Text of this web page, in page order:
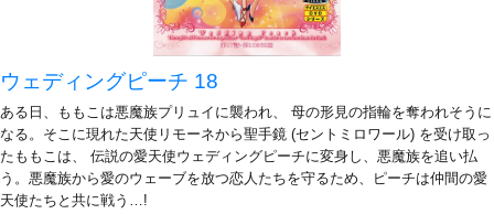
ウェディングピーチ 18
ある日、ももこは悪魔族プリュイに襲われ、 母の形見の指輪を奪われそうに
なる。そこに現れた天使リモーネから聖手鏡 (セントミロワール) を受け取っ
たももこは、 伝説の愛天使ウェディングピーチに変身し、悪魔族を追い払
う。悪魔族から愛のウェーブを放つ恋人たちを守るため、ピーチは仲間の愛
天使たちと共に戦う…!